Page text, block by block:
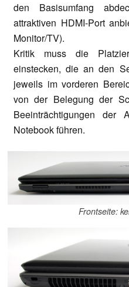
den Basisumfang
attraktiven HDMI-Port
Monitor/TV).
Kritik muss die
einstecken, die an den
jeweils im vorderen
von der Belegung der
Beeinträchtigungen der
Notebook führen.
Frontseite: